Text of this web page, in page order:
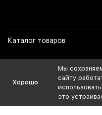
Каталог товаров
Мы в Соцсетях
Хорошо
Мы
сайту
это